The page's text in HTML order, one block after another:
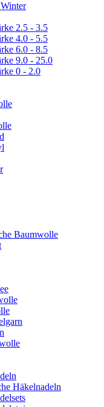
2.5 - 3.5
4.0 - 5.5
6.0 - 8.5
9.0 - 25.0
0 - 2.0
Baumwolle
Häkelnadeln